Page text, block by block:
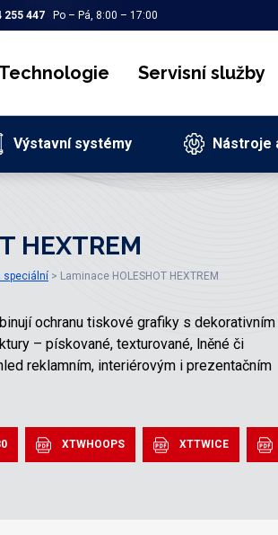
255 447 Po – Pá, 8:00 – 17:00
Technologie Servisní služby
Výstavní systémy Nástroje
HEXTREM
speciální Laminace HOLESHOT HEXTREM
ochranu tiskové grafiky s dekorativním
– pískované, texturované, lněné či
reklamním, interiérovým i prezentačním
XTWHOOPS XTTWICE